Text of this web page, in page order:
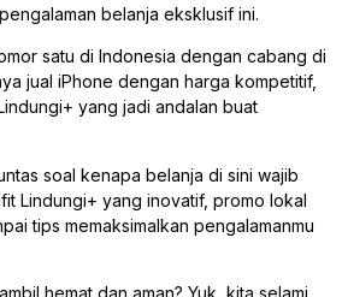
belanja eksklusif ini.
satu di Indonesia dengan cabang di
jual iPhone dengan harga kompetitif,
yang jadi andalan buat
soal kenapa belanja di sini wajib
Lindungi+ yang inovatif, promo lokal
tips memaksimalkan pengalamanmu
hemat dan aman? Yuk, kita selami